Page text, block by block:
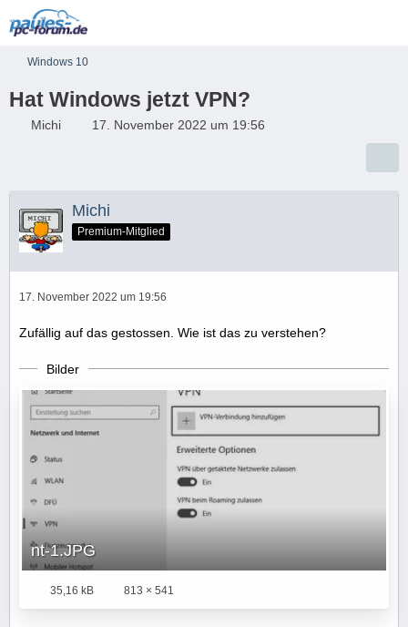
Windows 10
Hat Windows jetzt VPN?
Michi 17. November 2022 um 19:56
Michi
Premium-Mitglied
17. November 2022 um 19:56
Zufällig auf das gestossen. Wie ist das zu verstehen?
Bilder
nt-1.JPG
35,16 kB 813 × 541